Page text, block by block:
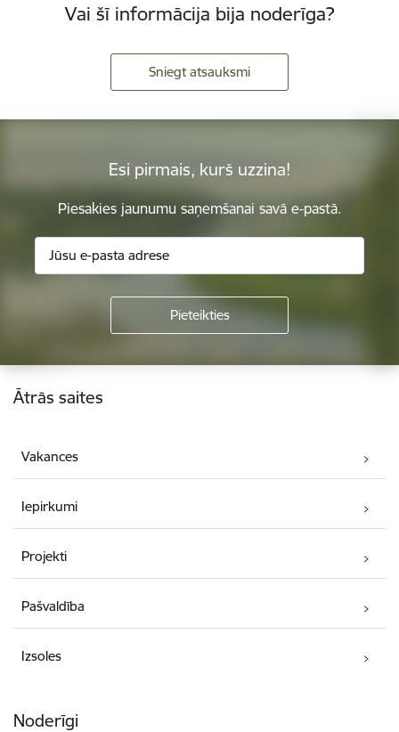
Vai šī informācija bija noderīga?
Sniegt atsauksmi
Esi pirmais, kurš uzzina!
Piesakies jaunumu saņemšanai savā e-pastā.
Kājene
Ātrās saites
Vakances
Iepirkumi
Projekti
Pašvaldība
Izsoles
Noderīgi